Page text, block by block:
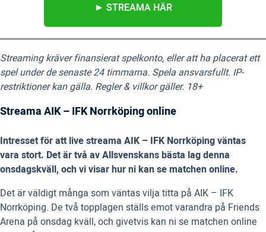
► STREAMA HÄR
Streaming kräver finansierat spelkonto, eller att ha placerat ett
spel under de senaste 24 timmarna. Spela ansvarsfullt. IP-
restriktioner kan gälla. Regler & villkor gäller. 18+
Streama AIK – IFK Norrköping online
Intresset för att live streama AIK – IFK Norrköping väntas
vara stort. Det är två av Allsvenskans bästa lag denna
onsdagskväll, och vi visar hur ni kan se matchen online.
Det är väldigt många som väntas vilja titta på AIK – IFK
Norrköping. De två topplagen ställs emot varandra på Friends
Arena på onsdag kväll, och givetvis kan ni se matchen online